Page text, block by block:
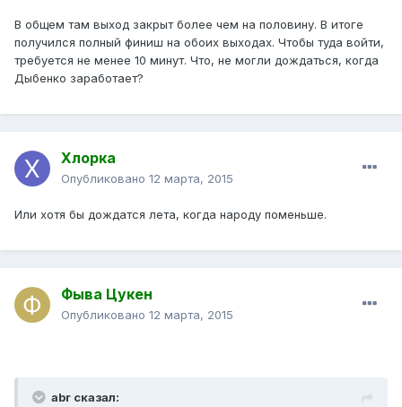
В общем там выход закрыт более чем на половину. В итоге
получился полный финиш на обоих выходах. Чтобы туда войти,
требуется не менее 10 минут. Что, не могли дождаться, когда
Дыбенко заработает?
Хлорка
Опубликовано 12 марта, 2015
Или хотя бы дождатся лета, когда народу поменьше.
Фыва Цукен
Опубликовано 12 марта, 2015
abr сказал: